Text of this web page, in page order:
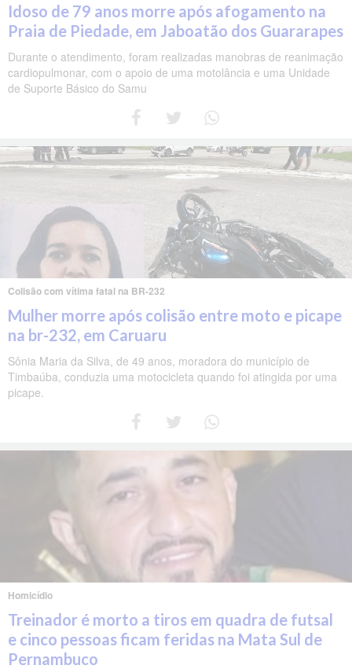
Idoso de 79 anos morre após afogamento na
Praia de Piedade, em Jaboatão dos Guararapes
Durante o atendimento, foram realizadas manobras de reanimação
cardiopulmonar, com o apoio de uma motolância e uma Unidade
de Suporte Básico do Samu
Colisão com vítima fatal na BR-232
Mulher morre após colisão entre moto e picape
na br-232, em Caruaru
Sônia Maria da Silva, de 49 anos, moradora do município de
Timbaúba, conduzia uma motocicleta quando foi atingida por uma
picape.
Homicídio
Treinador é morto a tiros em quadra de futsal
e cinco pessoas ficam feridas na Mata Sul de
Pernambuco